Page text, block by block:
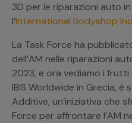
3D per le riparazioni auto
l’International Bodyshop
La Task Force ha
dell’AM nelle riparazioni
2023, e ora vediamo i frutti
IBIS Worldwide in Grecia,
Additive, un’iniziativa che
Force per affrontare l’AM